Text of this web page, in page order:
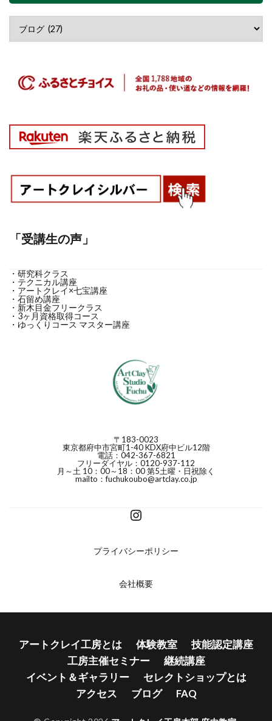
「受講生の声」
・研究科クラス
・テクニカル講座
・アートクレイ×七宝講座
・石留め講座
・新木目金フリークラス
・3ヶ月資格取得コース
・ゆっくりコース マスター講座
〒183-0023
東京都府中市宮町1-40 KDX府中ビル12階
電話：042-367-6821
フリーダイヤル：0120-937-112
月～土 10：00～18：00 第5土曜・日祝除く
mailto：fuchukoubo@artclay.co.jp
プライバシーポリシー
会社概要
アートクレイ工房とは 体験教室
技能認定講座
工房主催セミナー
継続講座
イベント＆ギャラリー
セレクトショップとは
アクセス
ブログ FAQ